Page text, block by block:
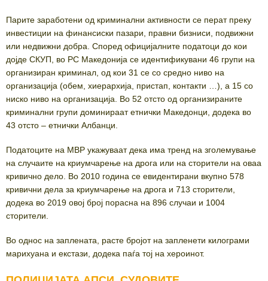
Парите заработени од криминални активности се перат преку
инвестиции на финансиски пазари, правни бизниси, подвижни
или недвижни добра. Според официјалните податоци до кои
дојде СКУП, во РС Македонија се идентификувани 46 групи на
организиран криминал, од кои 31 се со средно ниво на
организација (обем, хиерархија, пристап, контакти …), а 15 со
ниско ниво на организација. Во 52 отсто од организираните
криминални групи доминираат етнички Македонци, додека во
43 отсто – етнички Албанци.
Податоците на МВР укажуваат дека има тренд на зголемување
на случаите на криумчарење на дрога или на сторители на оваа
кривично дело. Во 2010 година се евидентирани вкупно 578
кривични дела за криумчарење на дрога и 713 сторители,
додека во 2019 овој број порасна на 896 случаи и 1004
сторители.
Во однос на заплената, расте бројот на запленети килограми
марихуана и екстази, додека паѓа тој на хероинот.